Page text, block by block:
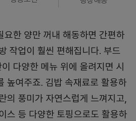
요한 양만 꺼내 해동하면 간편하
작업이 훨씬 편해집니다. 부드
다양한 메뉴 위에 올려지면 시
높여주죠. 김밥 속재료로 활용하
의 풍미가 자연스럽게 느껴지고,
스 등 다양한 토핑으로도 활용하